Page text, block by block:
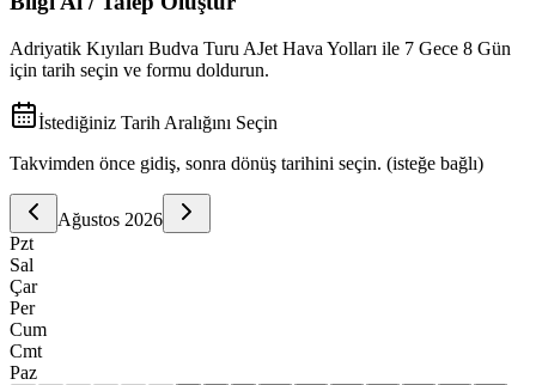
Adriyatik Kıyıları Budva Turu AJet Hava Yolları ile 7 Gece 8 Gün
için tarih seçin ve formu doldurun.
İstediğiniz Tarih Aralığını Seçin
Takvimden önce gidiş, sonra dönüş tarihini seçin. (isteğe bağlı)
Ağustos 2026
Pzt
Sal
Çar
Per
Cum
Cmt
Paz